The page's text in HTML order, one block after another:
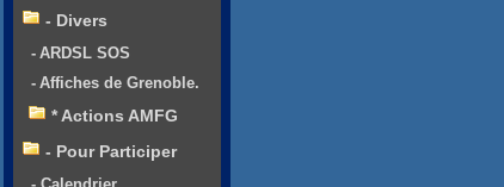
- Divers
- ARDSL SOS
- Affiches de Grenoble.
* Actions AMFG
- Pour Participer